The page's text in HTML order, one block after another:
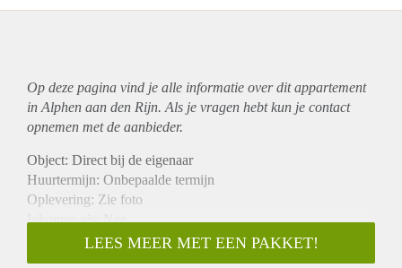
Op deze pagina vind je alle informatie over ditappartement
in Alphen aan den Rijn. Als je vragen hebt kun je contact
opnemen met de aanbieder.
Object: Direct bij de eigenaar
Huurtermijn: Onbepaalde termijn
Oplevering: Zie foto
Inkomen eis: Nee
Garantiestelling mogelijk: Nee
Borg: 1 Maand
LEES MEER MET EEN PAKKET!